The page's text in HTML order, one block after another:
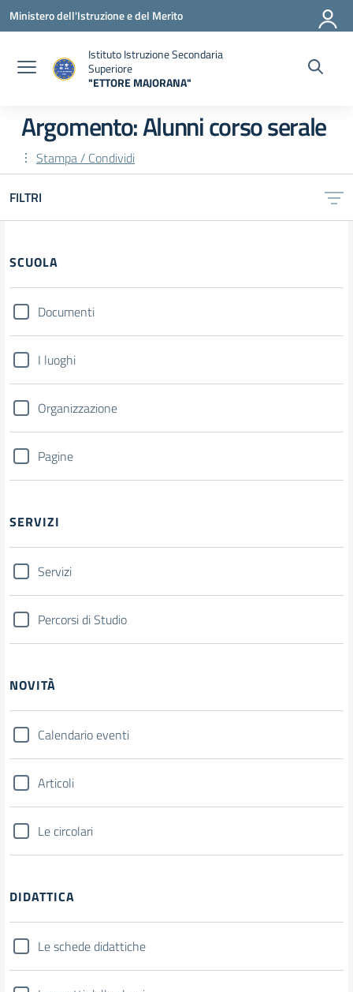
Vai ai contenuti
Vai al menu di navigazione
Vai al footer
Ministero dell'Istruzione e del Merito
Istituto Istruzione Secondaria
Superiore
"ETTORE MAJORANA"
Argomento: Alunni corso serale
Stampa / Condividi
FILTRI
Filtri
SCUOLA
Documenti
I luoghi
Organizzazione
Pagine
SERVIZI
Servizi
Percorsi di Studio
NOVITÀ
Calendario eventi
Articoli
Le circolari
DIDATTICA
Le schede didattiche